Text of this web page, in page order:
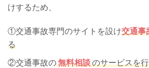
けするため、
①交通事故専門のサイトを設け交通事
る
②交通事故の無料相談のサービスを